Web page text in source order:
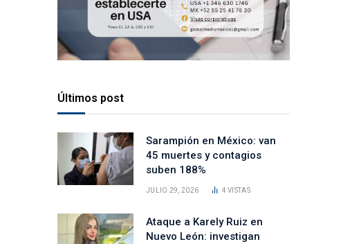
Últimos post
Sarampión en México: van
45 muertes y contagios
suben 188%
JULIO 29, 2026 4VISTAS
Ataque a Karely Ruiz en
Nuevo León: investigan